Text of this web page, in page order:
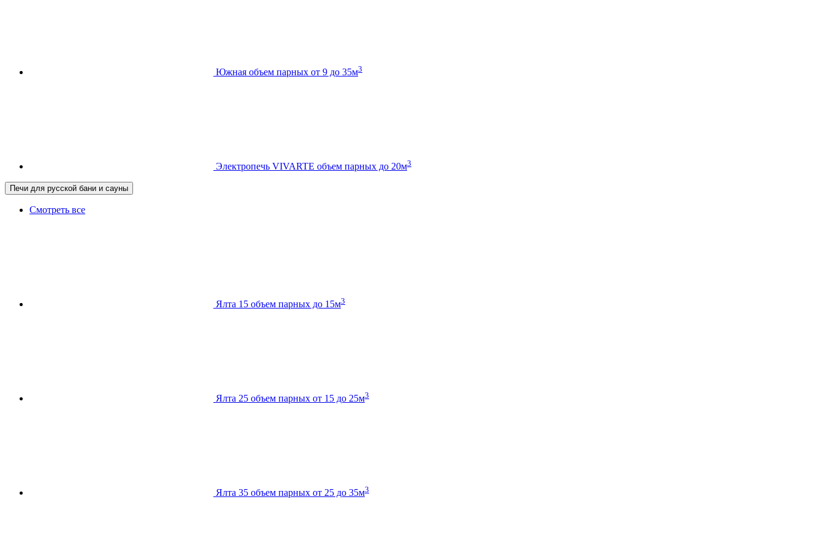
Южная объем парных от 9 до 35м3
Электропечь VIVARTE объем парных до 20м3
Печи для русской бани и сауны
Смотреть все
Ялта 15 объем парных до 15м3
Ялта 25 объем парных от 15 до 25м3
Ялта 35 объем парных от 25 до 35м3